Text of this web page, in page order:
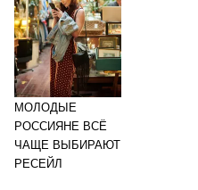
МОЛОДЫЕ
РОССИЯНЕ ВСЁ
ЧАЩЕ ВЫБИРАЮТ
РЕСЕЙЛ